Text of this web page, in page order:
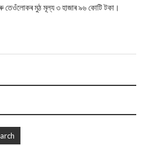
তেওঁলোকৰ মুঠ মূল্য ৩ হাজাৰ ৯৬ কোটি টকা।